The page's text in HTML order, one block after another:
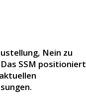
Nein zu
SSM positioniert